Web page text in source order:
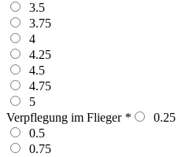
3.5
3.75
4
4.25
4.5
4.75
5
Verpflegung im Flieger *
0.25
0.5
0.75